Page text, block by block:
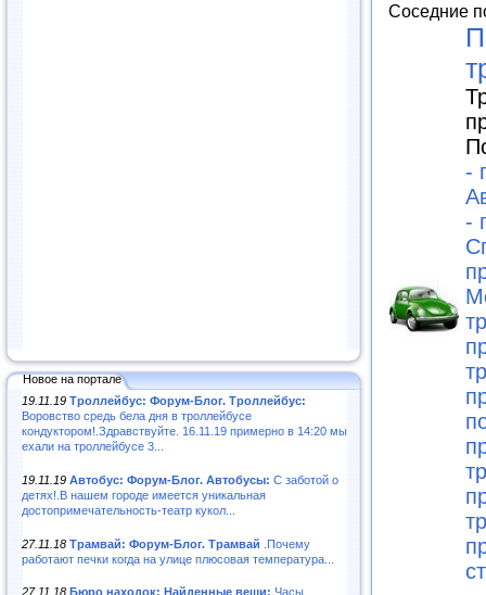
Новое на портале
19.11.19 Троллейбус: Форум-Блог. Троллейбус:
Воровство средь бела дня в троллейбусе
кондуктором!.Здравствуйте. 16.11.19 примерно в 14:20 мы
ехали на троллейбусе 3...
19.11.19 Автобус: Форум-Блог. Автобусы: С заботой о
детях!.В нашем городе имеется уникальная
достопримечательность-театр кукол...
27.11.18 Трамвай: Форум-Блог. Трамвай .Почему
работают печки когда на улице плюсовая температура...
27.11.18 Бюро находок: Найденные вещи: Часы,
Соседние
-
-